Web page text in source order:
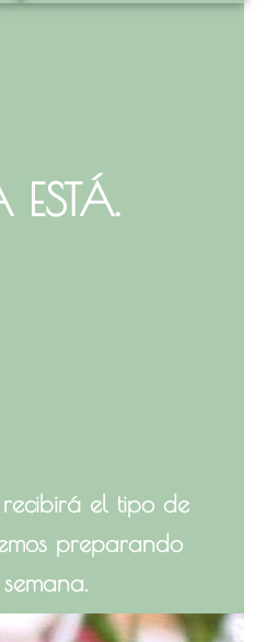
ESTÁ.
recibirá el tipo de
preparando